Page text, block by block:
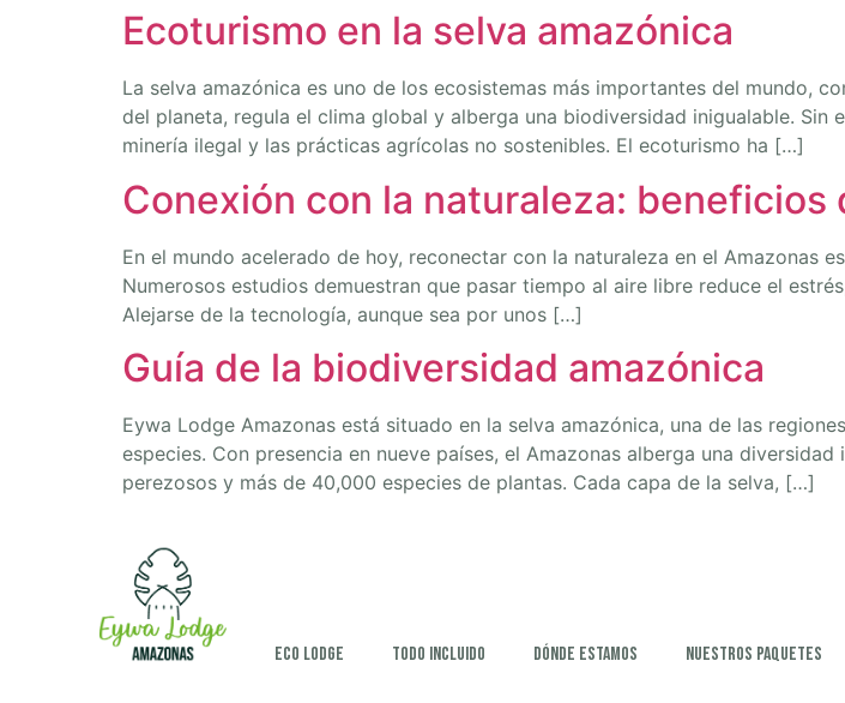
Ecoturismo en la selva amazónica
La selva amazónica es uno de los ecosistemas más importantes del mundo,
del planeta, regula el clima global y alberga una biodiversidad inigualable.
minería ilegal y las prácticas agrícolas no sostenibles. El ecoturismo ha […]
Conexión con la naturaleza:
En el mundo acelerado de hoy, reconectar con la naturaleza en el Amazonas
Numerosos estudios demuestran que pasar tiempo al aire libre reduce el
Alejarse de la tecnología, aunque sea por unos […]
Guía de la biodiversidad amazónica
Eywa Lodge Amazonas está situado en la selva amazónica, una de las
especies. Con presencia en nueve países, el Amazonas alberga una
perezosos y más de 40,000 especies de plantas. Cada capa de la selva, […]
Eco Lodge Todo incluido Dónde estamos Nuestros paquetes